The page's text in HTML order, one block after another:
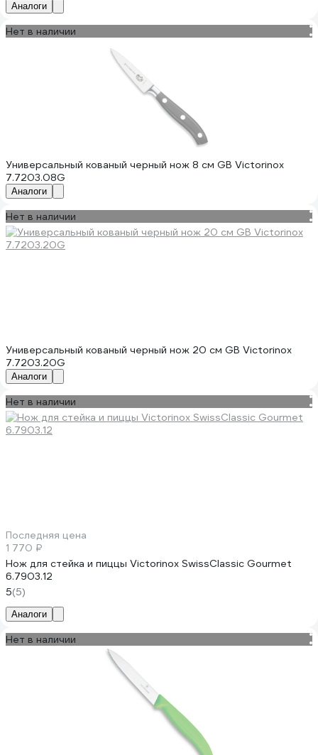
Аналоги
Нет в наличии
Универсальный кованый черный нож 8 см GB Victorinox
7.7203.08G
Аналоги
Нет в наличии
Универсальный кованый черный нож 20 см GB Victorinox
7.7203.20G
Аналоги
Нет в наличии
Последняя цена
1 770 ₽
Нож для стейка и пиццы Victorinox SwissClassic Gourmet
6.7903.12
5(5)
Аналоги
Нет в наличии